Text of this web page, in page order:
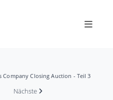
Company Closing Auction - Teil 3
Nächste